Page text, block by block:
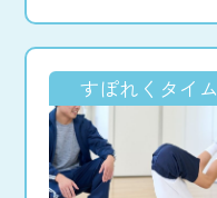
すぽれくタイム